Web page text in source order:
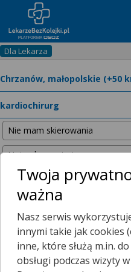
Dla Lekarza
Nie znaleźliśmy żadnych
zwiększyliśmy promień
Twoja
ważna
Nasz serwis
innymi takie jak cookies
inne, które służą m.in.
obsługi podczas wizyty